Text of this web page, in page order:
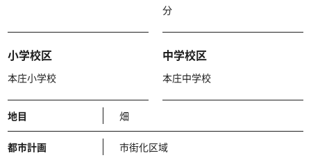
分
小学校区
本庄小学校
中学校区
本庄中学校
地目 畑
都市計画 市街化区域